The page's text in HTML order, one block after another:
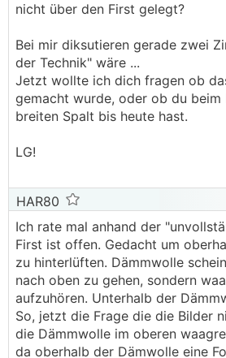
nicht über den First gelegt?
Bei mir diksutieren gerade zwei
der Technik" wäre ...
Jetzt wollte ich dich fragen ob
gemacht wurde, oder ob du beim
breiten Spalt bis heute hast.
LG!
HAR80
Ich rate mal anhand der
First ist offen. Gedacht um
zu hinterlüften. Dämmwolle
nach oben zu gehen, sondern
aufzuhören. Unterhalb der
So, jetzt die Frage die die Bilder
die Dämmwolle im oberen
da oberhalb der Dämwolle eine